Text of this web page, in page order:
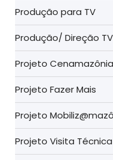
Produção para TV
Produção/ Direção TV
Projeto Cenamazônia
Projeto Fazer Mais
Projeto
Projeto Visita Técnica